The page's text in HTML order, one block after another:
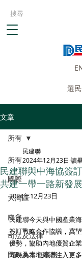
選
文章
所有
國際
大灣區
兩會
司法及法律
民政及青年事務
所有
民建聯與中海協簽
共建一帶一路新發展
民建聯
2024年12月23日 讀
2024年12月23日
民建聯今天與中國產業
簽訂戰略合作協議，冀
優勢，協助內地優質企
同時為本地經濟注入更多